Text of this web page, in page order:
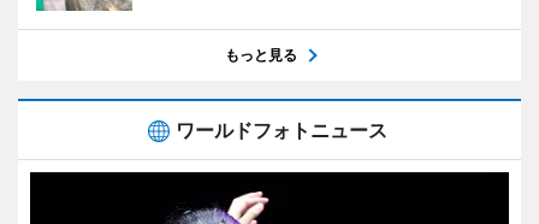
もっと見る
ワールドフォトニュース